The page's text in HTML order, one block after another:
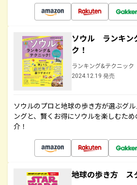
ソウル ランキン
ク！
ランキング&テクニック
2024.12.19 発売
ソウルのプロと地球の歩き方が選ぶグ
ングと、賢くお得にソウルを楽しむた
介！
地球の歩き方 ス